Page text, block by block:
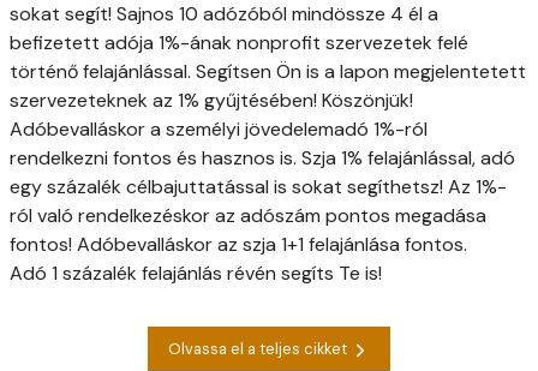
sokat segít! Sajnos 10 adózóból mindössze 4 él a
befizetett adója 1%-ának nonprofit szervezetek felé
történő felajánlással. Segítsen Ön is a lapon megjelentetett
szervezeteknek az 1% gyűjtésében! Köszönjük!
Adóbevalláskor a személyi jövedelemadó 1%-ról
rendelkezni fontos és hasznos is. Szja 1% felajánlással, adó
egy százalék célbajuttatással is sokat segíthetsz! Az 1%-
ról való rendelkezéskor az adószám pontos megadása
fontos! Adóbevalláskor az szja 1+1 felajánlása fontos.
Adó 1 százalék felajánlás révén segíts Te is!
Olvassa el a teljes cikket